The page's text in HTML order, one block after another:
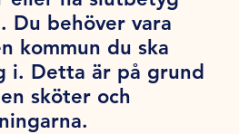
Du behöver vara
kommun du ska
i. Detta är på grund
sköter och